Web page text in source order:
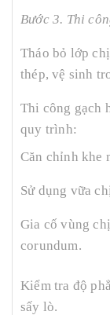
Bước 3. Thi
Tháo bỏ lớp
thép, vệ sinh
Thi công gạch
quy trình:
Căn chỉnh khe
Sử dụng vữa
Gia cố vùng
corundum.
Kiểm tra độ
sấy lò.